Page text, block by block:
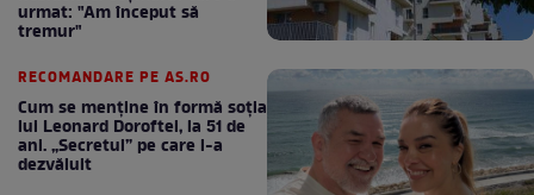
urmat: "Am început să
tremur"
RECOMANDARE PE AS.RO
Cum se menţine în formă soţia
lui Leonard Doroftei, la 51 de
ani. „Secretul” pe care l-a
dezvăluit